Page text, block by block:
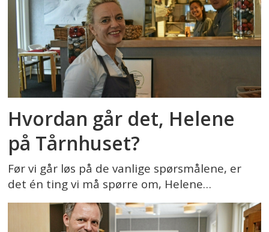
Hvordan går det, Helene
på Tårnhuset?
Før vi går løs på de vanlige spørsmålene, er
det én ting vi må spørre om, Helene…